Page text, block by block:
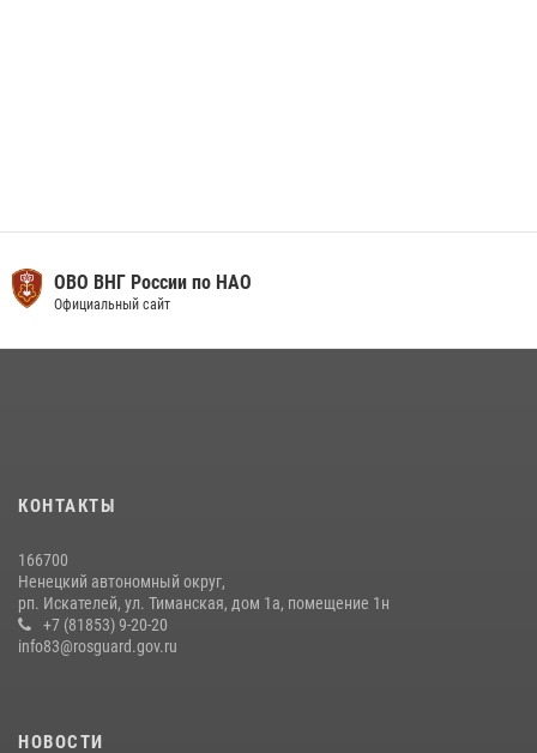
ОВО ВНГ России по НАО
Официальный сайт
КОНТАКТЫ
166700
Ненецкий автономный округ,
рп. Искателей, ул. Тиманская, дом 1а, помещение 1н
+7 (81853) 9-20-20
info83@rosguard.gov.ru
НОВОСТИ